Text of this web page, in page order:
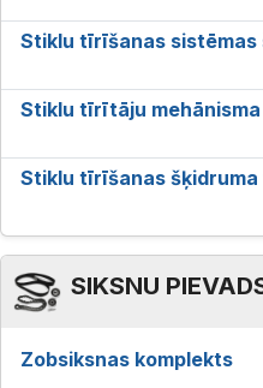
Stiklu tīrīšanas sistēmas
Stiklu tīrītāju
Stiklu tīrīšanas
SIKSNU
Zobsiksnas komplekts